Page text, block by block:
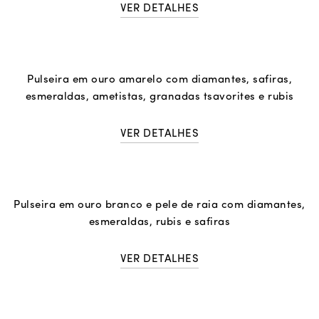
VER DETALHES
Pulseira em ouro amarelo com diamantes, safiras,
esmeraldas, ametistas, granadas tsavorites e rubis
VER DETALHES
Pulseira em ouro branco e pele de raia com diamantes,
esmeraldas, rubis e safiras
VER DETALHES